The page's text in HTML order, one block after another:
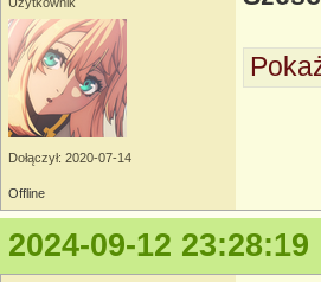
Dołączył: 2020-07-14
Offline
2024-09-12 23:28:19